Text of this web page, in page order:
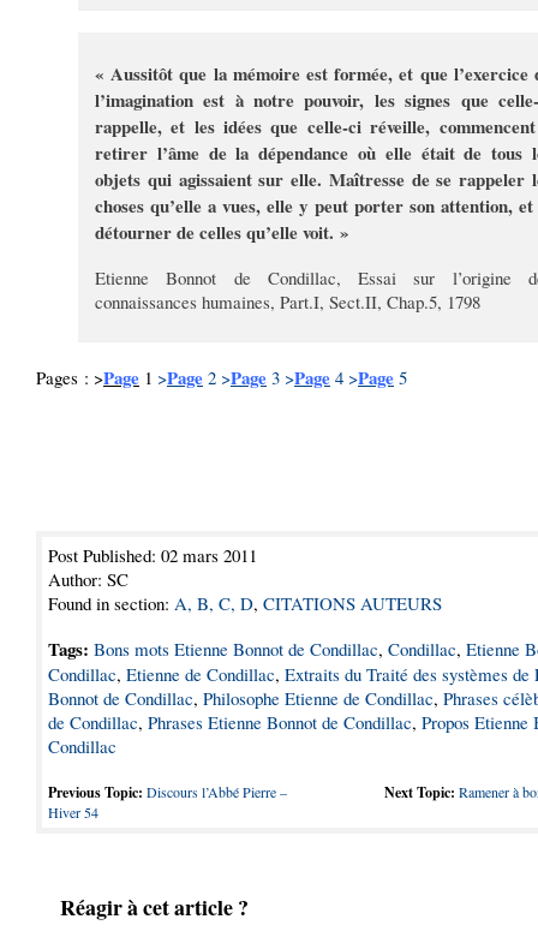
« Aussitôt que la mémoire est formée, et que l’exercice
l’imagination est à notre pouvoir, les signes que
rappelle, et les idées que celle-ci réveille,
retirer l’âme de la dépendance où elle était de tous
objets qui agissaient sur elle. Maîtresse de se rappeler
choses qu’elle a vues, elle y peut porter son attention,
détourner de celles qu’elle voit. »
Etienne Bonnot de Condillac, Essai sur l’origine
connaissances humaines, Part.I, Sect.II, Chap.5, 1798
Pages : >Page 1 >Page 2 >Page 3 >Page 4 >Page 5
Post Published: 02 mars 2011
Author: SC
Found in section: A, B, C, D, CITATIONS AUTEURS
Tags: Bons mots Etienne Bonnot de Condillac, Condillac, Etienne
Condillac, Etienne de Condillac, Extraits du Traité des systèmes de
Bonnot de Condillac, Philosophe Etienne de Condillac, Phrases
de Condillac, Phrases Etienne Bonnot de Condillac, Propos Etienne
Condillac
Previous Topic: Discours l’Abbé Pierre –
Hiver 54
Next Topic: Ramener à
Réagir à cet article ?